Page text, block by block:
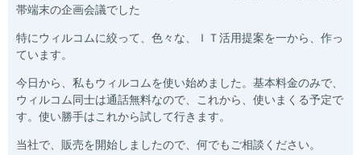
帯端末の企画会議でした
特にウィルコムに絞って、色々な、ＩＴ活用提案を一から、作っ
ています。
今日から、私もウィルコムを使い始めました。基本料金のみで、
ウィルコム同士は通話無料なので、これから、使いまくる予定で
す。使い勝手はこれから試して行きます。
当社で、販売を開始しましたので、何でもご相談ください。